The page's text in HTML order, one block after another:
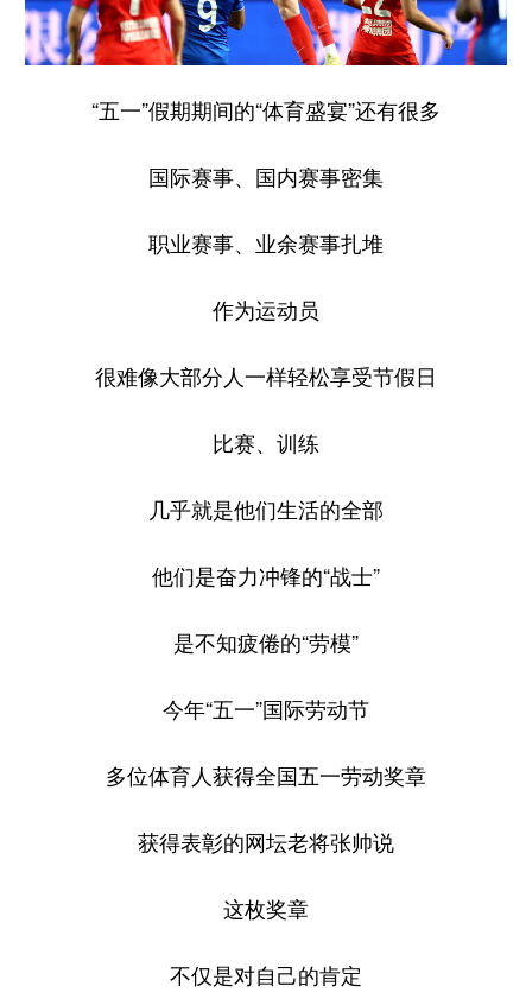
“五一”假期期间的“体育盛宴”还有很多
国际赛事、国内赛事密集
职业赛事、业余赛事扎堆
作为运动员
很难像大部分人一样轻松享受节假日
比赛、训练
几乎就是他们生活的全部
他们是奋力冲锋的“战士”
是不知疲倦的“劳模”
今年“五一”国际劳动节
多位体育人获得全国五一劳动奖章
获得表彰的网坛老将张帅说
这枚奖章
不仅是对自己的肯定